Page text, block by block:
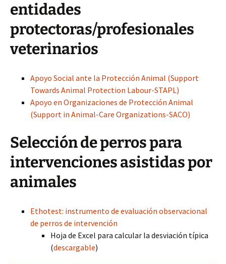
entidades
protectoras/profesionales
veterinarios
Apoyo Social ante la Protección Animal (Support
Towards Animal Protection Labour-STAPL)
Apoyo en Organizaciones de Protección Animal
(Support in Animal-Care Organizations-SACO)
Selección de perros para
intervenciones asistidas por
animales
Ethotest: instrumento de evaluación observacional
de perros de intervención
Hoja de Excel para calcular la desviación típica
(descargable)